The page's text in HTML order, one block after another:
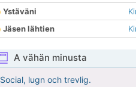
Ystäväni
Jäsen lähtien
A vähän minusta
Social, lugn och trevlig.